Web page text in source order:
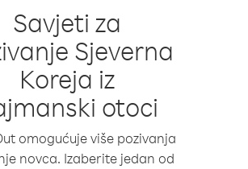
Savjeti za
Sjeverna
Koreja iz
otoci
omogućuje više pozivanja
novca. Izaberite jedan od